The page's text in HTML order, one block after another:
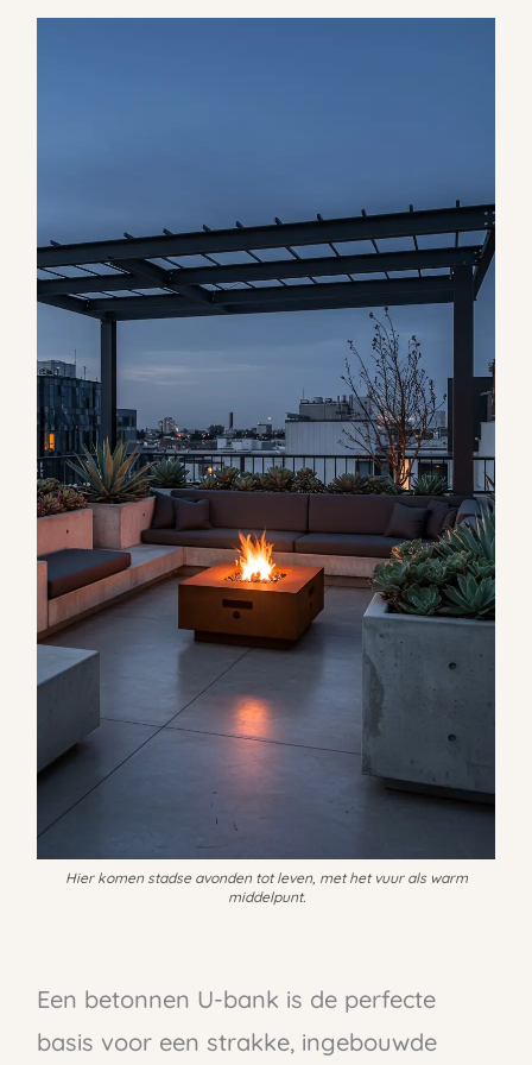
Hier komen stadse avonden tot leven, met het vuur als warm
middelpunt.
Een betonnen U-bank is de perfecte
basis voor een strakke, ingebouwde